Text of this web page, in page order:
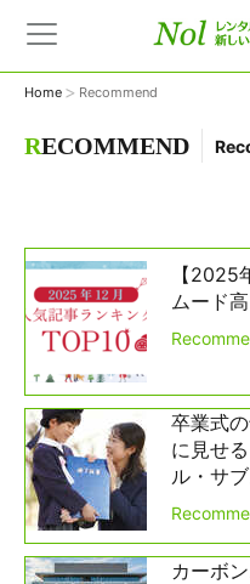
Home > Recommend
RECOMMEND
【2025
ムード
卒業式
に見せ
ル・サ
カーボ